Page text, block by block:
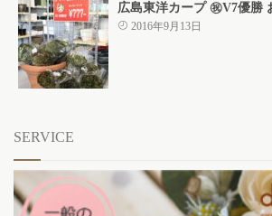
広島東洋カープ ㊗V7優勝
2016年9月13日
SERVICE